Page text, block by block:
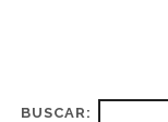
BUSCAR: